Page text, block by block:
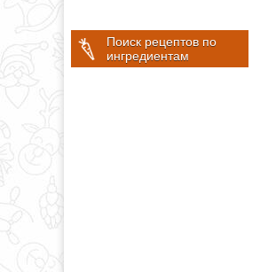
Поиск рецептов по
ингредиентам